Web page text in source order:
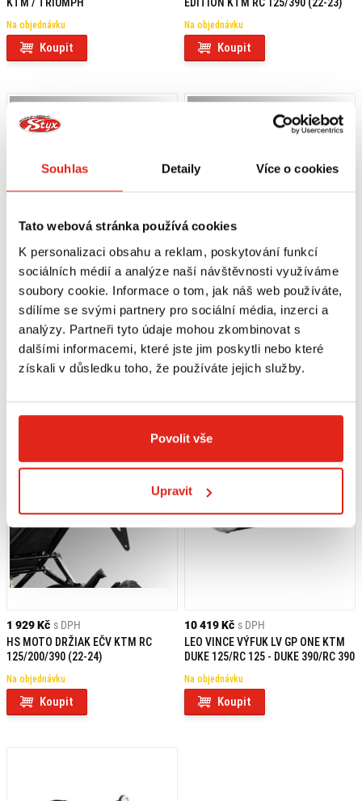
Souhlas Detaily Více o cookies
Tato webová stránka používá cookies
K personalizaci obsahu a reklam, poskytování funkcí
sociálních médií a analýze naší návštěvnosti využíváme
soubory cookie. Informace o tom, jak náš web používáte,
sdílíme se svými partnery pro sociální média, inzerci a
analýzy. Partneři tyto údaje mohou zkombinovat s
dalšími informacemi, které jste jim poskytli nebo které
získali v důsledku toho, že používáte jejich služby.
Povolit vše
Upravit
Na objednávku
Koupit
Na objednávku
Koupit
2 659 Kč s DPH
HS MOTO DRŽIAK EČV KTM RC
125/200/390 (22-24)
Na objednávku
Koupit
2 659 Kč s DPH
HS MOTO DRŽIAK EČV KTM RC
125/200/390 (22-24)
Na objednávku
Koupit
1 929 Kč s DPH
HS MOTO DRŽIAK EČV KTM RC
125/200/390 (22-24)
Na objednávku
Koupit
10 419 Kč s DPH
LEO VINCE VÝFUK LV GP ONE KTM
DUKE 125/RC 125 - DUKE 390/RC 390
Na objednávku
Koupit